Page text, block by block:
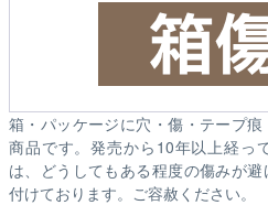
箱・パッケージに穴・傷・テープ
商品です。発売から10年以上経っ
は、どうしてもある程度の傷みが
付けております。ご容赦ください。